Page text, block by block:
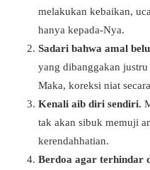
melakukan kebaikan,
hanya kepada-Nya.
Sadari bahwa amal
yang dibanggakan
Maka, koreksi niat
Kenali aib diri sendiri.
tak akan sibuk memuji
kerendahhatian.
Berdoa agar terhindar